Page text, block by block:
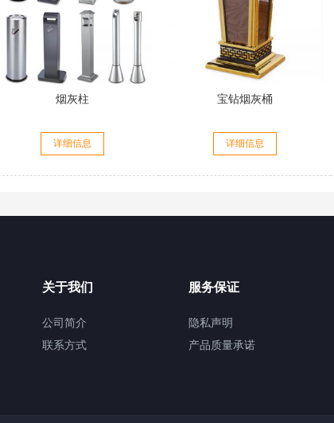
烟灰柱
详细信息
宝钻烟灰桶
详细信息
关于我们
公司简介
联系方式
服务保证
隐私声明
产品质量承诺